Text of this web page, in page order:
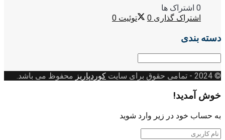
0 اشتراک ها
اشتراک گذاری 0 توئیت 0
دسته بندی
© 2024
- تمامی حقوق برای سایت کوردپاریز محفوظ می باشد.
خوش آمدید!
به حساب خود در زیر وارد شوید